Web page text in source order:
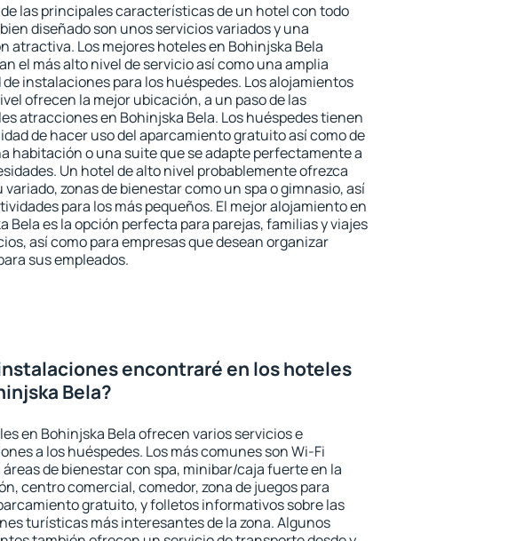
las principales características de un hotel con todo
diseñado son unos servicios variados y una
atractiva. Los mejores hoteles en Bohinjska Bela
el más alto nivel de servicio así como una amplia
instalaciones para los huéspedes. Los alojamientos
ofrecen la mejor ubicación, a un paso de las
atracciones en Bohinjska Bela. Los huéspedes tienen
de hacer uso del aparcamiento gratuito así como de
habitación o una suite que se adapte perfectamente a
Un hotel de alto nivel probablemente ofrezca
variado, zonas de bienestar como un spa o gimnasio, así
para los más pequeños. El mejor alojamiento en
Bela es la opción perfecta para parejas, familias y viajes
así como para empresas que desean organizar
sus empleados.
encontraré en los hoteles
Bela?
en Bohinjska Bela ofrecen varios servicios e
a los huéspedes. Los más comunes son Wi-Fi
de bienestar con spa, minibar/caja fuerte en la
centro comercial, comedor, zona de juegos para
gratuito, y folletos informativos sobre las
turísticas más interesantes de la zona. Algunos